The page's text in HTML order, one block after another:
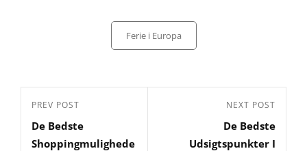
Categories
Ferie i Europa
Indlægsnavigation
Previous
Post
PREV POST
De Bedste
Shoppingmulighede
NEXT POST
De Bedste
Udsigtspunkter I